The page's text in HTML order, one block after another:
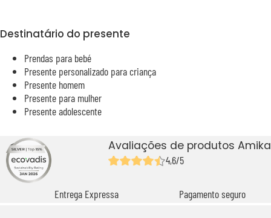
Destinatário do presente
Prendas para bebé
Presente personalizado para criança
Presente homem
Presente para mulher
Presente adolescente
Avaliações de produtos
4,6/5
Entrega Expressa Pagamento seguro